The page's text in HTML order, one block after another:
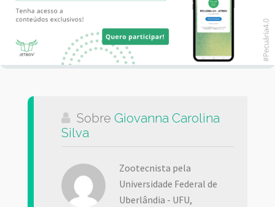
Sobre Giovanna Carolina
Silva
Zootecnista pela
Universidade Federal de
Uberlândia - UFU,